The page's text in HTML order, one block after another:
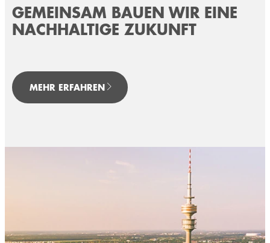
GEMEINSAM BAUEN WIR EINE
NACHHALTIGE ZUKUNFT
MEHR ERFAHREN